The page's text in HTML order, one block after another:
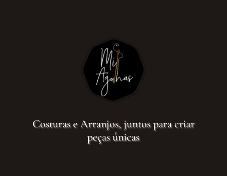
Costuras e Arranjos, juntos para criar
peças únicas